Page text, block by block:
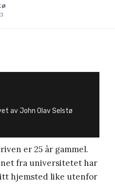
av John Olav Selstø
er 25 år gammel.
fra universitetet har
hjemsted like utenfor